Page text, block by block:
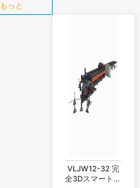
もっと
VLJW12-32 完
全3Dスマートス